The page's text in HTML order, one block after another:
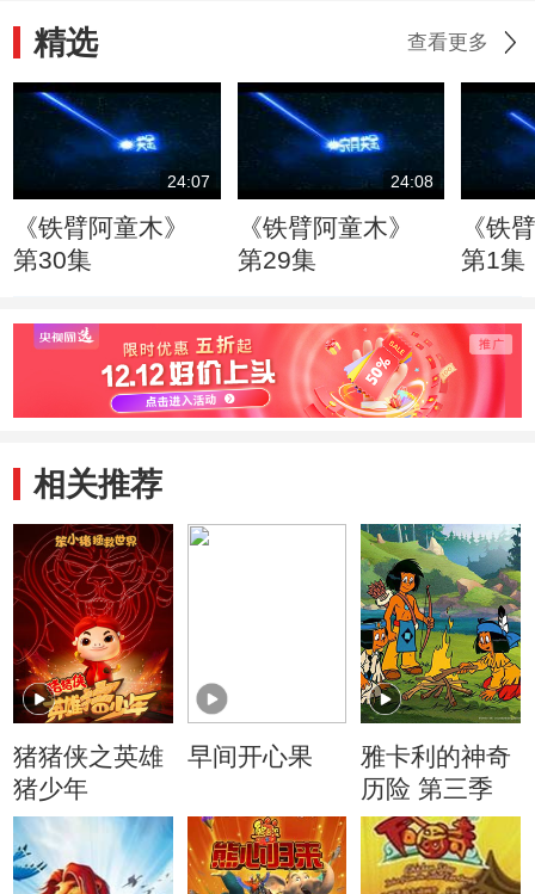
精选 查看更多
24:07
《铁臂阿童木》
第30集
24:08
《铁臂阿童木》
第29集
《铁
第1集
相关推荐
猪猪侠之英雄
猪少年
早间开心果
雅卡利的神奇
历险 第三季